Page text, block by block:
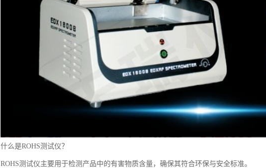
什么是ROHS测试仪？
ROHS测试仪主要用于检测产品中的有害物质含量，确保其符合环保与安全标准。